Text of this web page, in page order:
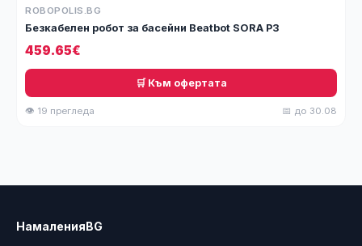
ROBOPOLIS.BG
Безкабелен робот за басейни Beatbot SORA P3
459.65€
🛒 Към офертата
👁 19 прегледа 📅 до 30.08
НамаленияBG